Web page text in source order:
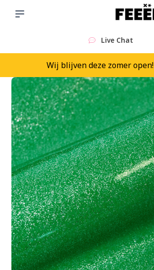
Sinds 2015
Wij blijven deze zomer open!